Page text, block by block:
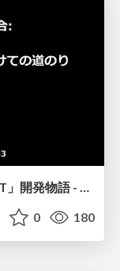
HoloLensと謎解きの融合: 「TARGET」開発物語 - 企画から一般公開に向けての道のり
0 180